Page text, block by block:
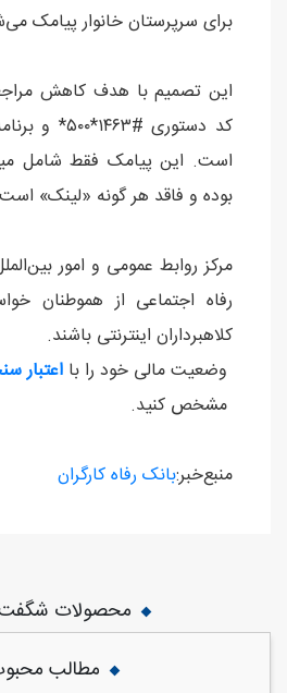
برای سرپرستان خانوار پیامک
این تصمیم با هدف کاهش
کد دستوری
است. این پیامک فقط شامل
بوده و فاقد هر گونه «لینک»
مرکز روابط عمومی و امور
رفاه اجتماعی از هموطنان
کلاهبرداران اینترنتی باشند.
وضعیت مالی خود را با اعتبار
مشخص کنید.
منبع‌خبر:بانک رفاه کارگران
محصولات شگفت
مطالب